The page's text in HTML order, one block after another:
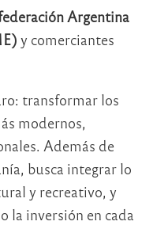
Argentina
y comerciantes
transformar los
modernos,
Además de
busca integrar lo
y recreativo, y
la inversión en cada